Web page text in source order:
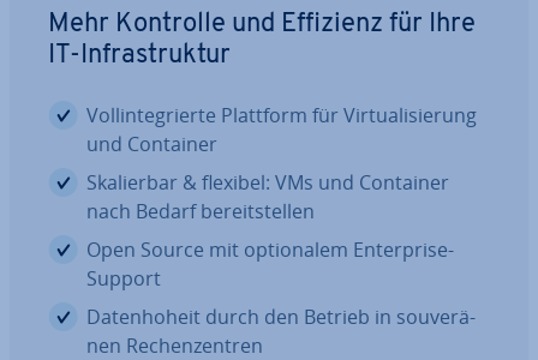
Mehr Kontrolle und Effizienz für Ihre
IT-In­fra­struk­tur
Voll­in­te­grier­te Plattform für Vir­tua­li­sie­rung
und Container
Ska­lier­bar & flexibel: VMs und Container
nach Bedarf be­reit­stel­len
Open Source mit op­tio­na­lem En­ter­pri­se-
Support
Da­ten­ho­heit durch den Betrieb in sou­ve­rä­
nen Re­chen­zen­tren